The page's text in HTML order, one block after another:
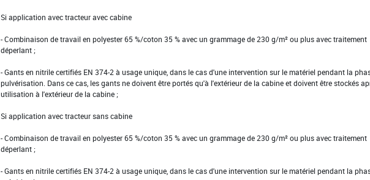
Si application avec tracteur avec cabine
- Combinaison de travail en polyester 65 %/coton 35 % avec un grammage de 230 g/m² ou plus avec traitement
déperlant ;
- Gants en nitrile certifiés EN 374-2 à usage unique, dans le cas d'une intervention sur le matériel pendant la
pulvérisation. Dans ce cas, les gants ne doivent être portés qu'à l'extérieur de la cabine et doivent être stockés
utilisation à l'extérieur de la cabine ;
Si application avec tracteur sans cabine
- Combinaison de travail en polyester 65 %/coton 35 % avec un grammage de 230 g/m² ou plus avec traitement
déperlant ;
- Gants en nitrile certifiés EN 374-2 à usage unique, dans le cas d'une intervention sur le matériel pendant la